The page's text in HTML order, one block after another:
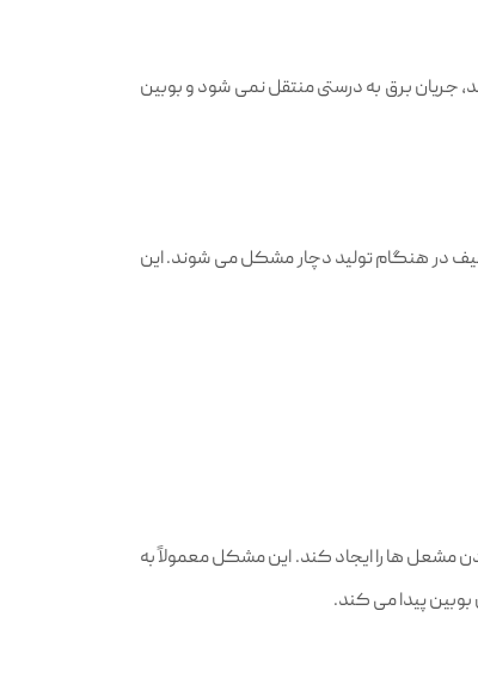
جریان برق به درستی منتقل نمی‌ شود و بوبین
در هنگام تولید دچار مشکل می‌ شوند. این
مشعل‌ ها را ایجاد کند. این مشکل معمولاً به
پیدا می‌ کند.